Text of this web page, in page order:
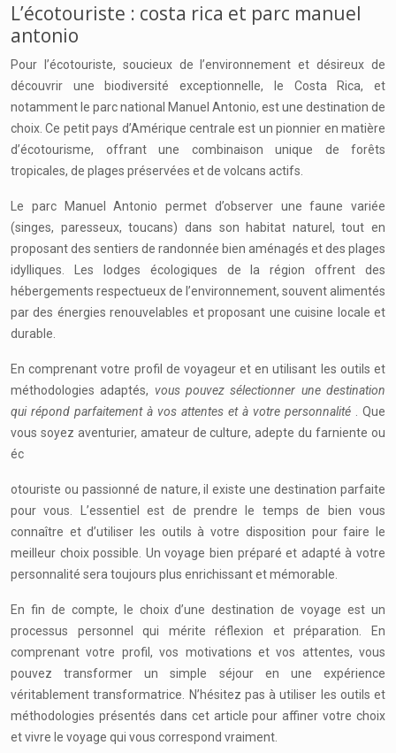
L’écotouriste : costa rica et parc manuel
antonio
Pour l’écotouriste, soucieux de l’environnement et désireux de
découvrir une biodiversité exceptionnelle, le Costa Rica, et
notamment le parc national Manuel Antonio, est une destination de
choix. Ce petit pays d’Amérique centrale est un pionnier en matière
d’écotourisme, offrant une combinaison unique de forêts
tropicales, de plages préservées et de volcans actifs.
Le parc Manuel Antonio permet d’observer une faune variée
(singes, paresseux, toucans) dans son habitat naturel, tout en
proposant des sentiers de randonnée bien aménagés et des plages
idylliques. Les lodges écologiques de la région offrent des
hébergements respectueux de l’environnement, souvent alimentés
par des énergies renouvelables et proposant une cuisine locale et
durable.
En comprenant votre profil de voyageur et en utilisant les outils et
méthodologies adaptés, vous pouvez sélectionner une destination
qui répond parfaitement à vos attentes et à votre personnalité
. Que
vous soyez aventurier, amateur de culture, adepte du farniente ou
éc
otouriste ou passionné de nature, il existe une destination parfaite
pour vous. L’essentiel est de prendre le temps de bien vous
connaître et d’utiliser les outils à votre disposition pour faire le
meilleur choix possible. Un voyage bien préparé et adapté à votre
personnalité sera toujours plus enrichissant et mémorable.
En fin de compte, le choix d’une destination de voyage est un
processus personnel qui mérite réflexion et préparation. En
comprenant votre profil, vos motivations et vos attentes, vous
pouvez transformer un simple séjour en une expérience
véritablement transformatrice. N’hésitez pas à utiliser les outils et
méthodologies présentés dans cet article pour affiner votre choix
et vivre le voyage qui vous correspond vraiment.